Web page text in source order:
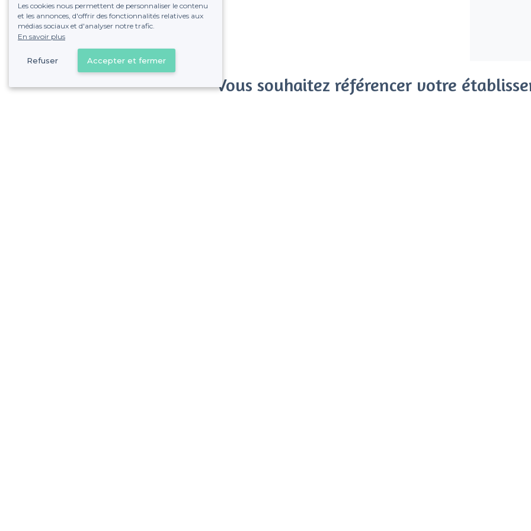
Vous souhaitez référencer votre
Les cookies nous permettent de personnaliser le contenu
et les annonces, d'offrir des fonctionnalités relatives aux
médias sociaux et d'analyser notre trafic.
En savoir plus
Refuser Accepter et fermer